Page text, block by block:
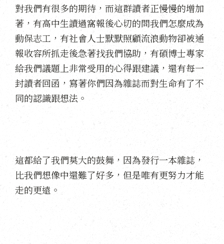
對我們有很多的期待，而這群讀者正慢慢的增加
著，有高中生讀過窩報後心切的問我們怎麼成為
動保志工，有社會人士默默照顧流浪動物卻被通
報收容所抓走後急著找我們協助，有碩博士專家
給我們議題上非常受用的心得跟建議，還有每一
封讀者回函，寫著你們因為雜誌而對生命有了不
同的認識跟想法。
這都給了我們莫大的鼓舞，因為發行一本雜誌，
比我們想像中還難了好多，但是唯有更努力才能
走的更遠。